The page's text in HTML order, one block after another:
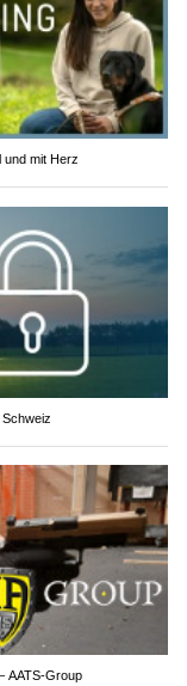
und mit Herz
AATS-Group